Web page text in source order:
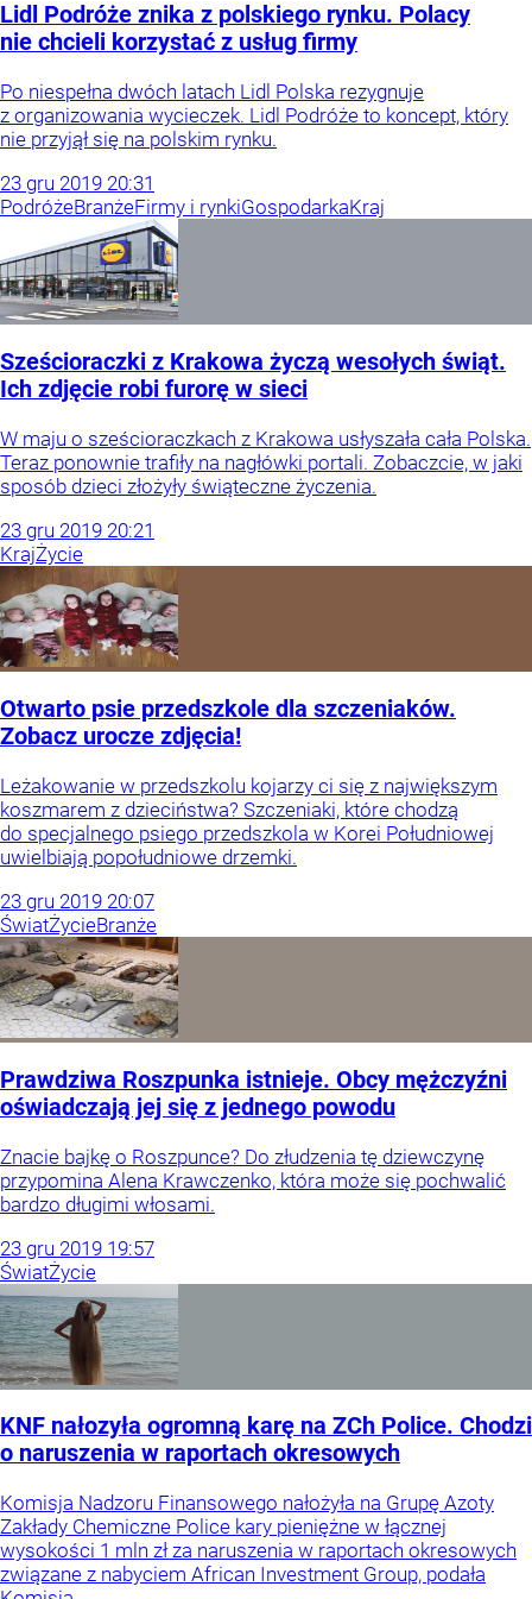
Lidl Podróże znika z polskiego rynku. Polacy
nie chcieli korzystać z usług firmy
Po niespełna dwóch latach Lidl Polska rezygnuje
z organizowania wycieczek. Lidl Podróże to koncept, który
nie przyjął się na polskim rynku.
23 gru 2019 20:31
PodróżeBranżeFirmy i rynkiGospodarkaKraj
Sześcioraczki z Krakowa życzą wesołych świąt.
Ich zdjęcie robi furorę w sieci
W maju o sześcioraczkach z Krakowa usłyszała cała Polska.
Teraz ponownie trafiły na nagłówki portali. Zobaczcie, w jaki
sposób dzieci złożyły świąteczne życzenia.
23 gru 2019 20:21
KrajŻycie
Otwarto psie przedszkole dla szczeniaków.
Zobacz urocze zdjęcia!
Leżakowanie w przedszkolu kojarzy ci się z największym
koszmarem z dzieciństwa? Szczeniaki, które chodzą
do specjalnego psiego przedszkola w Korei Południowej
uwielbiają popołudniowe drzemki.
23 gru 2019 20:07
ŚwiatŻycieBranże
Prawdziwa Roszpunka istnieje. Obcy mężczyźni
oświadczają jej się z jednego powodu
Znacie bajkę o Roszpunce? Do złudzenia tę dziewczynę
przypomina Alena Krawczenko, która może się pochwalić
bardzo długimi włosami.
23 gru 2019 19:57
ŚwiatŻycie
KNF nałozyła ogromną karę na ZCh Police. Chodzi
o naruszenia w raportach okresowych
Komisja Nadzoru Finansowego nałożyła na Grupę Azoty
Zakłady Chemiczne Police kary pieniężne w łącznej
wysokości 1 mln zł za naruszenia w raportach okresowych
związane z nabyciem African Investment Group, podała